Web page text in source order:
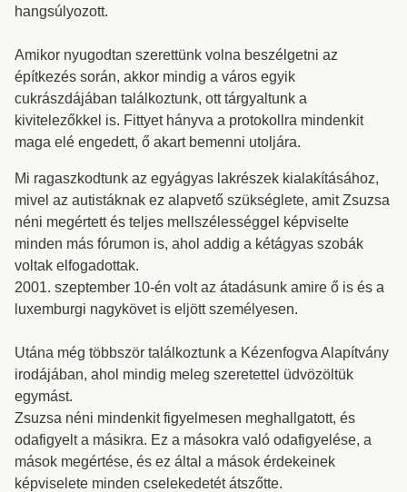
hangsúlyozott.
Amikor nyugodtan szerettünk volna beszélgetni az
építkezés során, akkor mindig a város egyik
cukrászdájában találkoztunk, ott tárgyaltunk a
kivitelezőkkel is. Fittyet hányva a protokollra mindenkit
maga elé engedett, ő akart bemenni utoljára.
Mi ragaszkodtunk az egyágyas lakrészek kialakításához,
mivel az autistáknak ez alapvető szükséglete, amit Zsuzsa
néni megértett és teljes mellszélességgel képviselte
minden más fórumon is, ahol addig a kétágyas szobák
voltak elfogadottak.
2001. szeptember 10-én volt az átadásunk amire ő is és a
luxemburgi nagykövet is eljött személyesen.
Utána még többször találkoztunk a Kézenfogva Alapítvány
irodájában, ahol mindig meleg szeretettel üdvözöltük
egymást.
Zsuzsa néni mindenkit figyelmesen meghallgatott, és
odafigyelt a másikra. Ez a másokra való odafigyelése, a
mások megértése, és ez által a mások érdekeinek
képviselete minden cselekedetét átszőtte.